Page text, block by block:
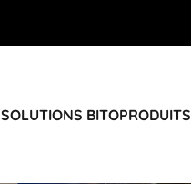
SOLUTIONS BITOPRODUITS